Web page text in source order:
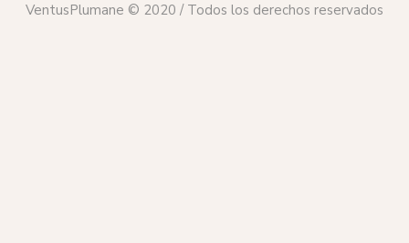
VentusPlumane © 2020 / Todos los derechos reservados